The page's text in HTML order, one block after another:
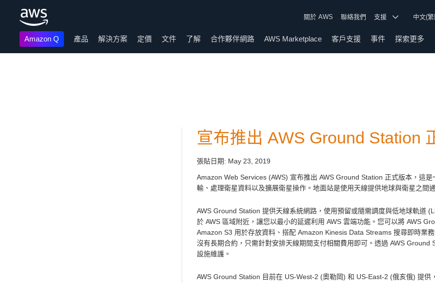
關於 AWS 聯絡我們 支援 中文(
Amazon Q 產品 解決方案 定價 文件 了解 合作夥伴網路 AWS Marketplace 客戶支援 事件 探索更多
宣布推出 AWS Ground Station
張貼日期: May 23, 2019
Amazon Web Services (AWS) 宣布推出 AWS Ground Station 正式版本，這
輸、處理衛星資料以及擴展衛星操作。地面站是使用天線提供地球與衛星之間
AWS Ground Station 提供天線系統網路，使用預留或隨需調度與低地球軌道
於 AWS 區域附近，讓您以最小的延遲利用 AWS 雲端功能。您可以將 AWS
Amazon S3 用於存放資料、搭配 Amazon Kinesis Data Streams 搜尋即時業
沒有長期合約，只需針對安排天線期間支付相關費用即可。透過 AWS
設施維護。
AWS Ground Station 目前在 US-West-2 (奧勒岡) 和 US-East-2 (俄亥俄) 提